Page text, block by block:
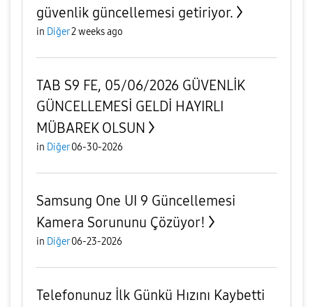
güvenlik güncellemesi getiriyor.
in Diğer2 weeks ago
TAB S9 FE, 05/06/2026 GÜVENLİK
GÜNCELLEMESİ GELDİ HAYIRLI
MÜBAREK OLSUN
in Diğer 06-30-2026
Samsung One UI 9 Güncellemesi
Kamera Sorununu Çözüyor!
in Diğer 06-23-2026
Telefonunuz İlk Günkü Hızını Kaybetti